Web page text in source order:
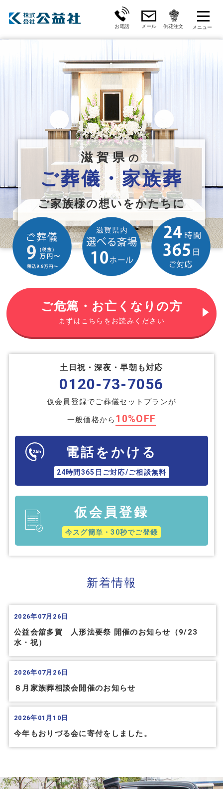
お電話 メール 供花注文
滋賀県の
ご葬儀・家族葬
ご家族様の想いをかたちに
ご危篤・お亡くなりの方
まずはこちらをお読みください
土日祝・深夜・早朝も対応
0120-73-7056
仮会員登録でご葬儀セットプランが
一般価格から 10%OFF
電話をかける
24時間365日ご対応/ご相談無料
仮会員登録
今スグ簡単・30秒でご登録
新着情報
2026年07月26日
公益会舘多賀 人形法要祭 開催のお知らせ（9/23
水・祝）
2026年07月26日
８月家族葬相談会開催のお知らせ
2026年01月10日
今年もおりづる会に寄付をしました。